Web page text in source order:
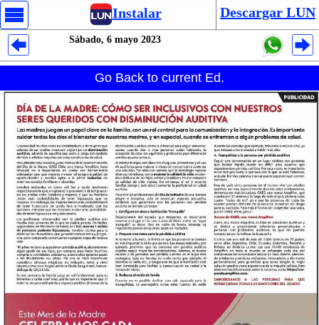
Instalar Descargar LUN
Sábado, 6 mayo 2023
Go Back to current Ed.
Despliegues Analytics
Despliegues Totales
Despliegues por Rubros